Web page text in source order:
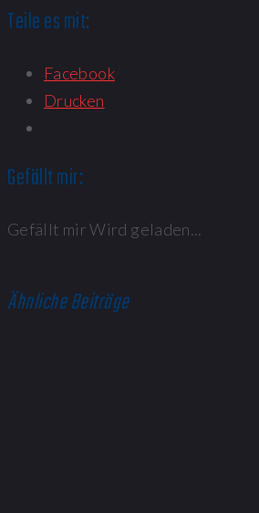
Teile es mit:
Facebook
Drucken
Gefällt mir:
Gefällt mirWird geladen...
Ähnliche Beiträge